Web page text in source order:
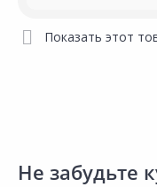
Показать этот
Не забудьте